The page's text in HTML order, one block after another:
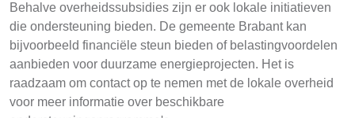
Behalve overheidssubsidies zijn er ook lokale initiatieven
die ondersteuning bieden. De gemeente Brabant kan
bijvoorbeeld financiële steun bieden of belastingvoordelen
aanbieden voor duurzame energieprojecten. Het is
raadzaam om contact op te nemen met de lokale overheid
voor meer informatie over beschikbare